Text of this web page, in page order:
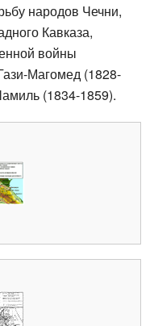
народов Чечни,
Кавказа,
войны
Магомед (1828-
(1834-1859).